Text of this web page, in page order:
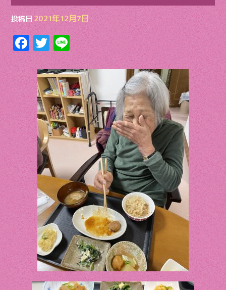
投稿日 2021年12月7日
F
ac
e
b
o
o
k
T
w
itt
er
Li
n
e